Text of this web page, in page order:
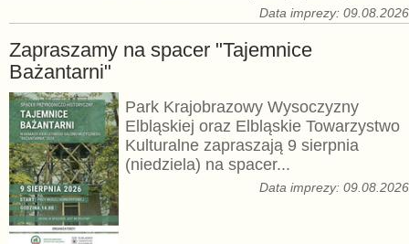
Data imprezy: 09.08.2026
Zapraszamy na spacer "Tajemnice
Bażantarni"
Park Krajobrazowy Wysoczyzny
Elbląskiej oraz Elbląskie Towarzystwo
Kulturalne zapraszają 9 sierpnia
(niedziela) na spacer...
Data imprezy: 09.08.2026